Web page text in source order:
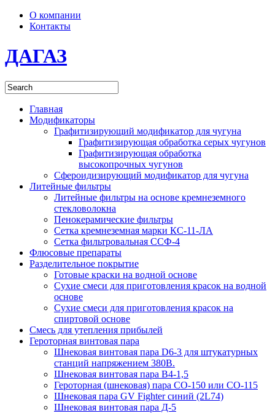
О компании
Контакты
ДАГАЗ
Главная
Модификаторы
Графитизирующий модификатор для чугуна
Графитизирующая обработка серых чугунов
Графитизирующая обработка
высокопрочных чугунов
Сфероидизирующий модификатор для чугуна
Литейные фильтры
Литейные фильтры на основе кремнеземного
стекловолокна
Пенокерамические фильтры
Сетка кремнеземная марки КС-11-ЛА
Сетка фильтровальная ССФ-4
Флюсовые препараты
Разделительное покрытие
Готовые краски на водной основе
Сухие смеси для приготовления красок на водной
основе
Сухие смеси для приготовления красок на
спиртовой основе
Смесь для утепления прибылей
Героторная винтовая пара
Шнековая винтовая пара D6-3 для штукатурных
станций напряжением 380В.
Шнековая винтовая пара В4-1,5
Героторная (шнековая) пара СО-150 или СО-115
Шнековая пара GV Fighter синий (2L74)
Шнековая винтовая пара Д-5